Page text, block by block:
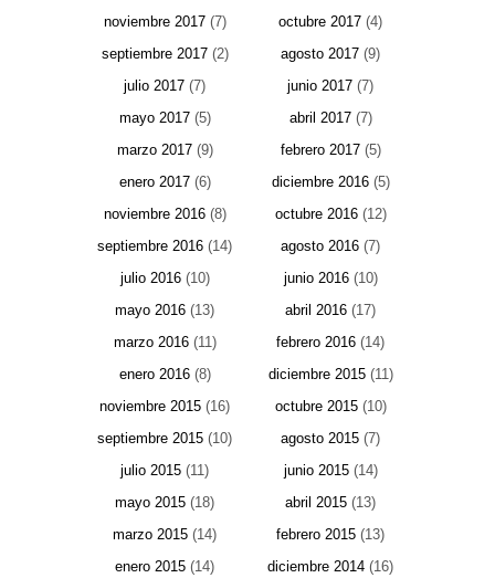
noviembre 2017(7) octubre 2017 (4)
septiembre 2017(2) agosto 2017 (9)
julio 2017 (7) junio 2017 (7)
mayo 2017(5) abril 2017(7)
marzo 2017(9) febrero 2017(5)
enero 2017(6) diciembre 2016(5)
noviembre 2016(8) octubre 2016(12)
septiembre 2016 (14) agosto 2016 (7)
julio 2016(10) junio 2016(10)
mayo 2016 (13) abril 2016 (17)
marzo 2016(11) febrero 2016 (14)
enero 2016(8) diciembre 2015(11)
noviembre 2015 (16) octubre 2015(10)
septiembre 2015 (10) agosto 2015 (7)
julio 2015 (11) junio 2015(14)
mayo 2015 (18) abril 2015 (13)
marzo 2015 (14) febrero 2015 (13)
enero 2015 (14) diciembre 2014 (16)